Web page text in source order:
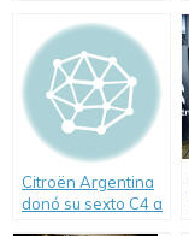
presentación de su
Programa de RSE
Citroën Argentina
donó su sexto C4 a